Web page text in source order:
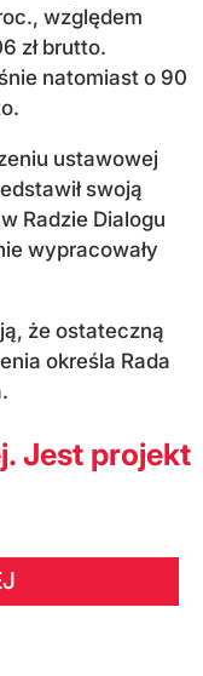
względem
zł brutto.
natomiast o 90
ustawowej
swoją
Radzie Dialogu
wypracowały
że ostateczną
określa Rada
Jest projekt